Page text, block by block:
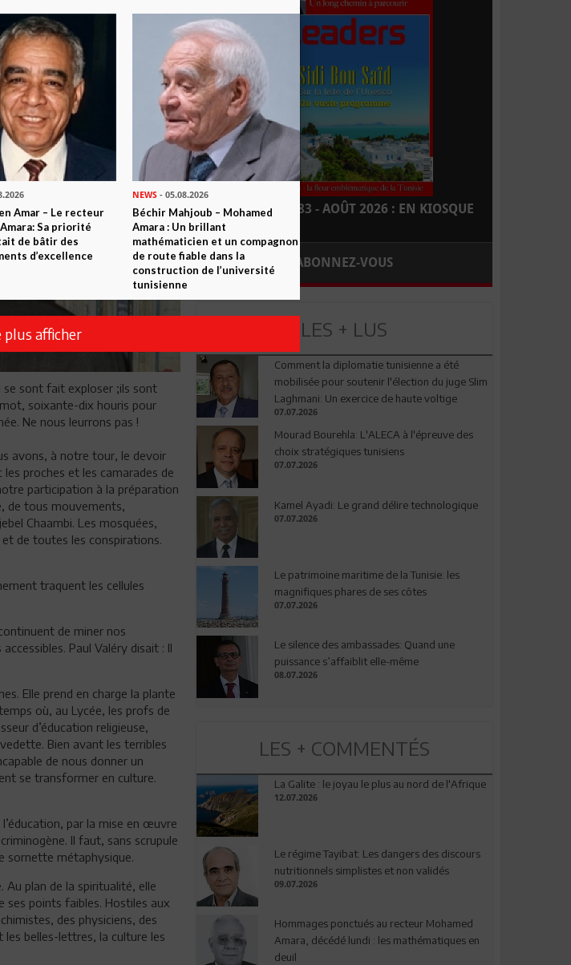
se sont fait exploser ;ils sont
soixante-dix houris pour
Ne nous leurrons pas !
avons, à notre tour, le devoir
proches et les camarades de
participation à la préparation
de tous mouvements,
Chaambi. Les mosquées,
de toutes les conspirations.
traquent les cellules
de miner nos
Paul Valéry disait : Il
Elle prend en charge la plante
où, au Lycée, les profs de
d’éducation religieuse,
Bien avant les terribles
de nous donner un
se transformer en culture.
par la mise en œuvre
Il faut, sans scrupule
sornette métaphysique.
Au plan de la spiritualité, elle
ses points faibles. Hostiles aux
des physiciens, des
les belles-lettres, la culture les
LEADERS N° 183 - AOÛT 2026 : EN KIOSQUE
ABONNEZ-VOUS
LES + LUS
Comment la diplomatie tunisienne a été
mobilisée pour soutenir l'élection du juge Slim
Laghmani: Un exercice de haute voltige
07.07.2026
Mourad Bourehla: L'ALECA à l'épreuve des
choix stratégiques tunisiens
07.07.2026
Kamel Ayadi: Le grand délire technologique
07.07.2026
Le patrimoine maritime de la Tunisie: les
magnifiques phares de ses côtes
07.07.2026
Le silence des ambassades: Quand une
puissance s’affaiblit elle-même
08.07.2026
LES + COMMENTÉS
La Galite : le joyau le plus au nord de l'Afrique
12.07.2026
Le régime Tayibat: Les dangers des discours
nutritionnels simplistes et non validés
09.07.2026
Hommages ponctués au recteur Mohamed
Amara, décédé lundi : les mathématiques en
deuil
Amar – Le recteur
Sa priorité
de bâtir des
d’excellence
NEWS- 05.08.2026
Béchir Mahjoub – Mohamed
Amara : Un brillant
mathématicien et un compagnon
de route fiable dans la
construction de l’université
tunisienne
plus afficher